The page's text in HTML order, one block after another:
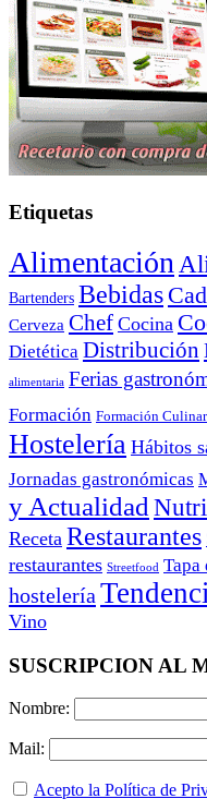
Etiquetas
Alimentación
Bartenders Bebidas
Cerveza Chef Cocina
Dietética Distribución
alimentaria Ferias
Formación Formación
Hostelería Hábitos
Jornadas gastronómicas
y Actualidad
Receta Restaurantes
restaurantes Streetfood Tapa
hostelería
Vino
SUSCRIPCION AL
Nombre:
Mail:
Acepto la Política de